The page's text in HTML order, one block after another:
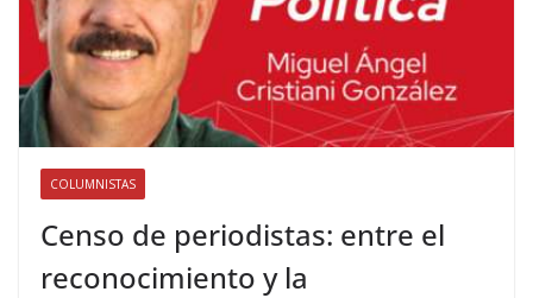
COLUMNISTAS
Censo de periodistas: entre el
reconocimiento y la